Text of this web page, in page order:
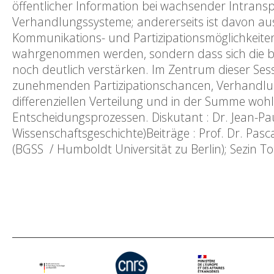
öffentlicher Information bei wachsender
Verhandlungssysteme; andererseits ist davon
Kommunikations- und
wahrgenommen werden, sondern dass sich die
noch deutlich verstärken. Im Zentrum dieser
zunehmenden Partizipationschancen,
differenziellen Verteilung und in der Summe
Entscheidungsprozessen. Diskutant : Dr. Jean-
Wissenschaftsgeschichte)Beiträge : Prof. Dr.
(BGSS / Humboldt Universität zu Berlin); Sezin